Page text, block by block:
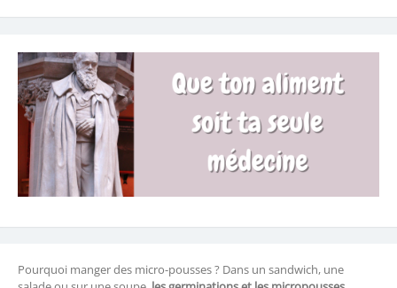
Pourquoi manger des micro-pousses ? Dans un sandwich, une